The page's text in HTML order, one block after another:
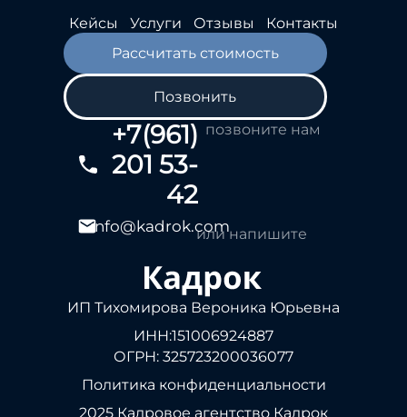
Кейсы Услуги Отзывы
Контакты
Рассчитать стоимость
Позвонить
позвоните нам
+7(961)
201 53-
42
или напишите
info@kadrok.com
ИП Тихомирова Вероника Юрьевна
ИНН:151006924887
ОГРН: 325723200036077
Политика конфиденциальности
2025 Кадровое агентство Кадрок